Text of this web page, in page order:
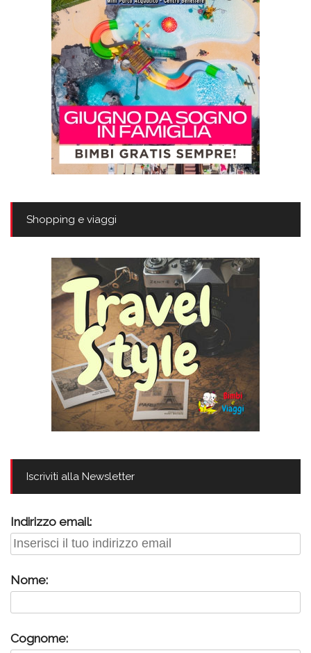
Shopping e viaggi
Iscriviti alla Newsletter
Indirizzo email:
Nome:
Cognome: